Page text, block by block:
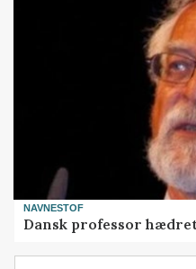
NAVNESTOF
Dansk professor